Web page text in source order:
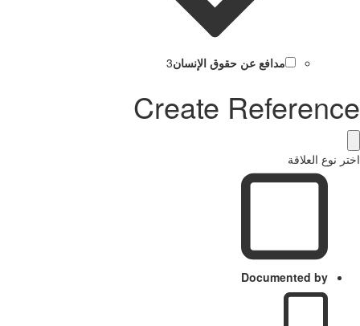
مدافع عن حقوق الإنسان3
Create Reference
اختر نوع العلاقة
Documented by